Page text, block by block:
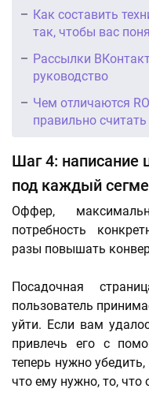
Как составить
так, чтобы вас
Рассылки
руководство
Чем отличаются
правильно считать
Шаг 4: написание
под каждый
Оффер,
потребность
разы повышать
Посадочная
пользователь
уйти. Если вам
привлечь его с
теперь нужно
что ему нужно, то, что